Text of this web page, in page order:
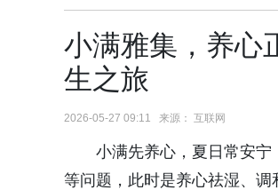
小满雅集，养
生之旅
2026-05-27 09:11 来源： 互联网
小满先养心，夏日常安
等问题，此时是养心祛湿、调